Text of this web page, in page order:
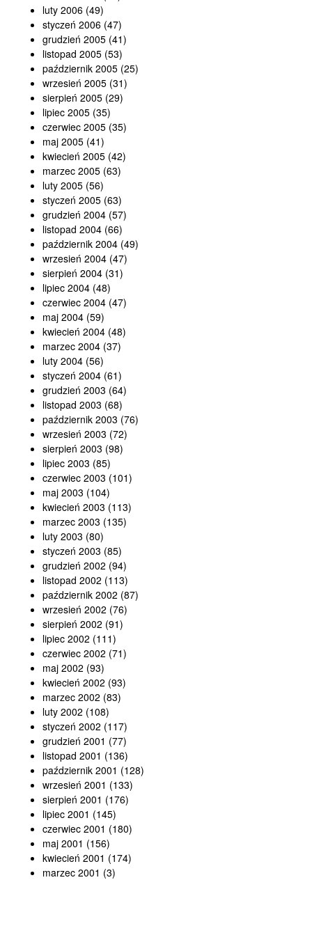
luty 2006 (49)
styczeń 2006 (47)
grudzień 2005 (41)
listopad 2005 (53)
październik 2005 (25)
wrzesień 2005 (31)
sierpień 2005 (29)
lipiec 2005 (35)
czerwiec 2005 (35)
maj 2005 (41)
kwiecień 2005 (42)
marzec 2005 (63)
luty 2005 (56)
styczeń 2005 (63)
grudzień 2004 (57)
listopad 2004 (66)
październik 2004 (49)
wrzesień 2004 (47)
sierpień 2004 (31)
lipiec 2004 (48)
czerwiec 2004 (47)
maj 2004 (59)
kwiecień 2004 (48)
marzec 2004 (37)
luty 2004 (56)
styczeń 2004 (61)
grudzień 2003 (64)
listopad 2003 (68)
październik 2003 (76)
wrzesień 2003 (72)
sierpień 2003 (98)
lipiec 2003 (85)
czerwiec 2003 (101)
maj 2003 (104)
kwiecień 2003 (113)
marzec 2003 (135)
luty 2003 (80)
styczeń 2003 (85)
grudzień 2002 (94)
listopad 2002 (113)
październik 2002 (87)
wrzesień 2002 (76)
sierpień 2002 (91)
lipiec 2002 (111)
czerwiec 2002 (71)
maj 2002 (93)
kwiecień 2002 (93)
marzec 2002 (83)
luty 2002 (108)
styczeń 2002 (117)
grudzień 2001 (77)
listopad 2001 (136)
październik 2001 (128)
wrzesień 2001 (133)
sierpień 2001 (176)
lipiec 2001 (145)
czerwiec 2001 (180)
maj 2001 (156)
kwiecień 2001 (174)
marzec 2001 (3)